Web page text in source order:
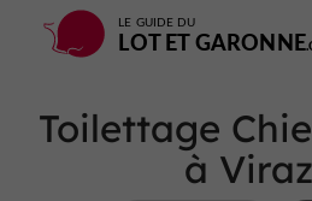
LE GUIDE DU
LOT ET GARONNE
Toilettage
à